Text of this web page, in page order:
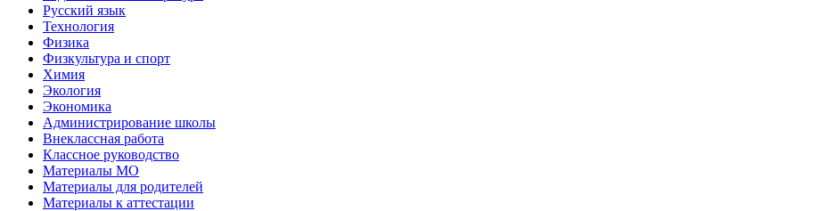
Русский язык
Технология
Физика
Физкультура и спорт
Химия
Экология
Экономика
Администрирование школы
Внеклассная работа
Классное руководство
Материалы МО
Материалы для родителей
Материалы к аттестации